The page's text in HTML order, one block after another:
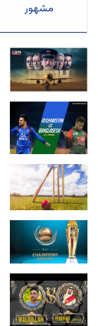
مشهور